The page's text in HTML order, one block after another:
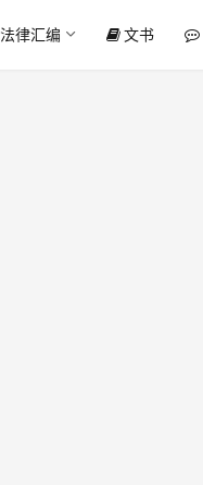
法律汇编 文书